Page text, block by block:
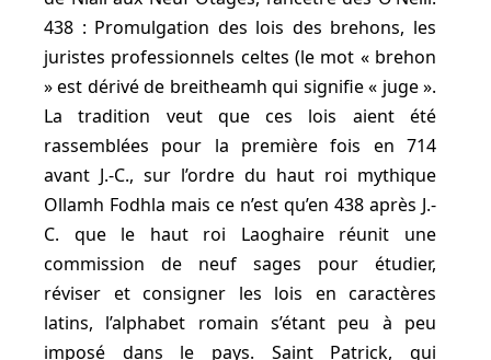
438 : Promulgation des lois des brehons, les
juristes professionnels celtes (le mot « brehon
» est dérivé de breitheamh qui signifie « juge ».
La tradition veut que ces lois aient été
rassemblées pour la première fois en 714
avant J.-C., sur l’ordre du haut roi mythique
Ollamh Fodhla mais ce n’est qu’en 438 après J.-
C. que le haut roi Laoghaire réunit une
commission de neuf sages pour étudier,
réviser et consigner les lois en caractères
latins, l’alphabet romain s’étant peu à peu
imposé dans le pays. Saint Patrick, qui